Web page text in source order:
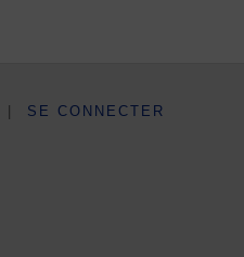
| SE CONNECTER